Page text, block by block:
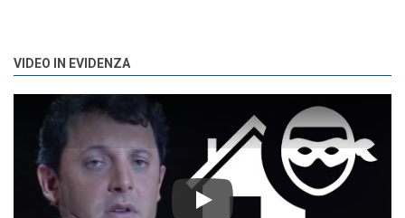
VIDEO IN EVIDENZA
Play